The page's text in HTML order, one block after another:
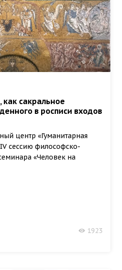
как сакральное
в росписи входов
центр «Гуманитарная
сессию философско-
«Человек на
1923